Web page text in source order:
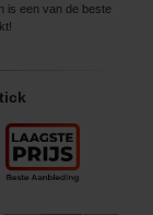
is een van de beste